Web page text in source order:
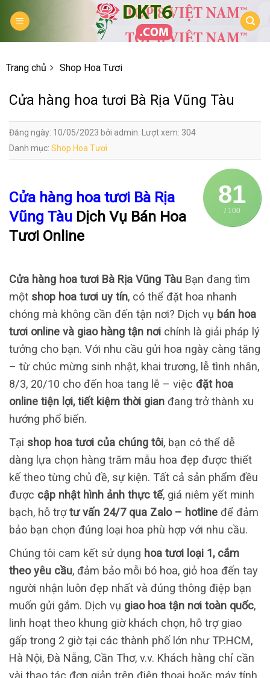
Trang chủ Shop Hoa Tươi
Cửa hàng hoa tươi Bà Rịa Vũng Tàu
Đăng ngày: 10/05/2023 bởi admin. Lượt xem: 304
Danh mục: Shop Hoa Tươi
81
/ 100
Cửa hàng hoa tươi Bà Rịa
Vũng Tàu Dịch Vụ Bán Hoa
Tươi Online
Cửa hàng hoa tươi Bà Rịa Vũng Tàu Bạn đang tìm
một shop hoa tươi uy tín, có thể đặt hoa nhanh
chóng mà không cần đến tận nơi? Dịch vụ bán hoa
tươi online và giao hàng tận nơi chính là giải pháp lý
tưởng cho bạn. Với nhu cầu gửi hoa ngày càng tăng
– từ chúc mừng sinh nhật, khai trương, lễ tình nhân,
8/3, 20/10 cho đến hoa tang lễ – việc đặt hoa
online tiện lợi, tiết kiệm thời gian đang trở thành xu
hướng phổ biến.
Tại shop hoa tươi của chúng tôi, bạn có thể dễ
dàng lựa chọn hàng trăm mẫu hoa đẹp được thiết
kế theo từng chủ đề, sự kiện. Tất cả sản phẩm đều
được cập nhật hình ảnh thực tế, giá niêm yết minh
bạch, hỗ trợtư vấn 24/7 qua Zalo – hotline để đảm
bảo bạn chọn đúng loại hoa phù hợp với nhu cầu.
Chúng tôi cam kết sử dụng hoa tươi loại 1, cắm
theo yêu cầu, đảm bảo mỗi bó hoa, giỏ hoa đến tay
người nhận luôn đẹp nhất và đúng thông điệp bạn
muốn gửi gắm. Dịch vụ giao hoa tận nơi toàn quốc,
linh hoạt theo khung giờ khách chọn, hỗ trợ giao
gấp trong 2 giờ tại các thành phố lớn như TP.HCM,
Hà Nội, Đà Nẵng, Cần Thơ, v.v. Khách hàng chỉ cần
vài thao tác đơn giản trên điện thoại hoặc máy tính